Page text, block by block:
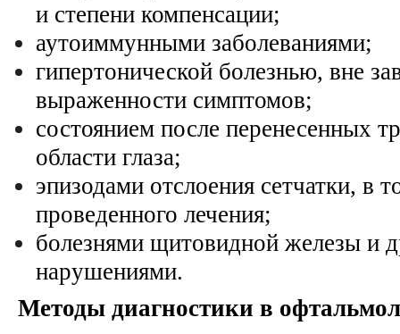
и степени компенсации;
аутоиммунными заболеваниями;
гипертонической болезнью, вне
выраженности симптомов;
состоянием после перенесенных
области глаза;
эпизодами отслоения сетчатки, в
проведенного лечения;
болезнями щитовидной железы и
нарушениями.
Методы диагностики в